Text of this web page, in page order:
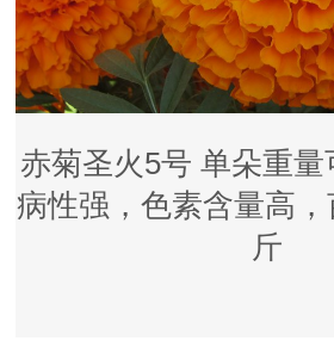
赤菊圣火5号 单朵重
病性强，色素含量高
斤